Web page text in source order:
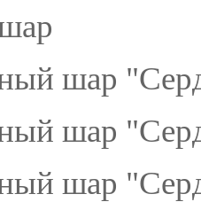
шар
шар
шар